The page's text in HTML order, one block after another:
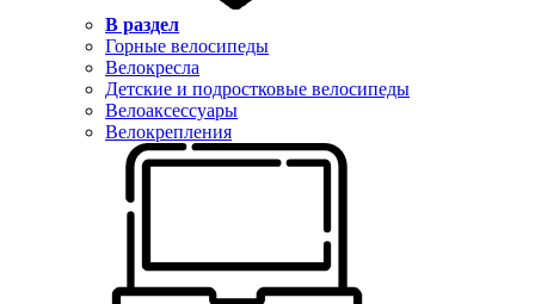
В раздел
Горные велосипеды
Велокресла
Детские и подростковые велосипеды
Велоаксессуары
Велокрепления